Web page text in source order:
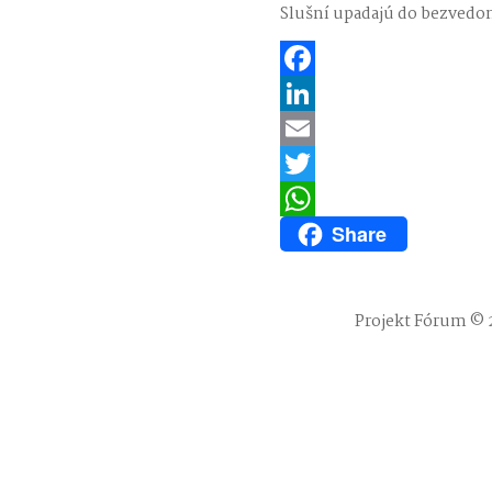
Slušní upadajú do
Facebook
LinkedIn
Email
Twitter
WhatsAppShare
Projekt Fórum ©